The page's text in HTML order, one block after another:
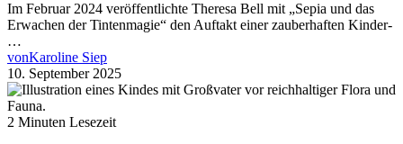
Im Februar 2024 veröffentlichte Theresa Bell mit „Sepia und das
Erwachen der Tintenmagie“ den Auftakt einer zauberhaften Kinder-
…
vonKaroline Siep
10. September 2025
2 Minuten Lesezeit